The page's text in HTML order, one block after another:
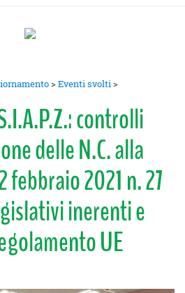
>Eventi svolti>
controlli
delle N.C. alla
febbraio 2021 n. 27
inerenti e
UE